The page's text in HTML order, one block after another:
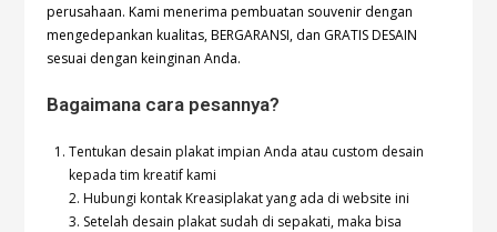
perusahaan. Kami menerima pembuatan souvenir dengan
mengedepankan kualitas, BERGARANSI, dan GRATIS DESAIN
sesuai dengan keinginan Anda.
Bagaimana cara pesannya?
Tentukan desain plakat impian Anda atau custom desain
kepada tim kreatif kami
2. Hubungi kontak Kreasiplakat yang ada di website ini
3. Setelah desain plakat sudah di sepakati, maka bisa